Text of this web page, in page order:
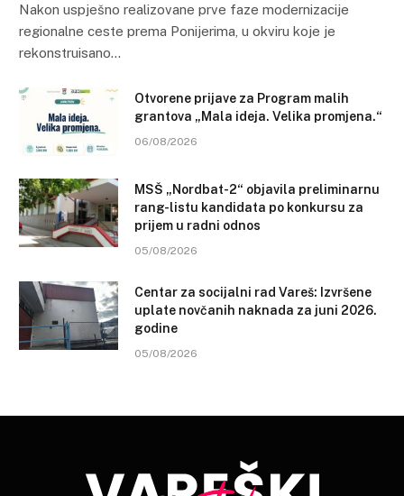
Nakon uspješno realizovane prve faze modernizacije
regionalne ceste prema Ponijerima, u okviru koje je
rekonstruisano…
Otvorene prijave za Program malih
grantova „Mala ideja. Velika promjena.“
06/08/2026
MSŠ „Nordbat-2“ objavila preliminarnu
rang-listu kandidata po konkursu za
prijem u radni odnos
05/08/2026
Centar za socijalni rad Vareš: Izvršene
uplate novčanih naknada za juni 2026.
godine
05/08/2026